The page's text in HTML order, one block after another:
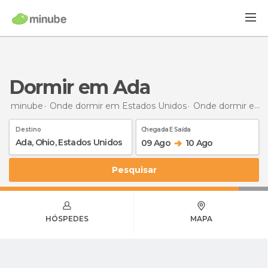
Dormir em Ada
minube Onde dormir em Estados Unidos Onde dormir em Ohio
Destino Chegada E Saída
09 Ago 10 Ago
Pesquisar
HÓSPEDES MAPA